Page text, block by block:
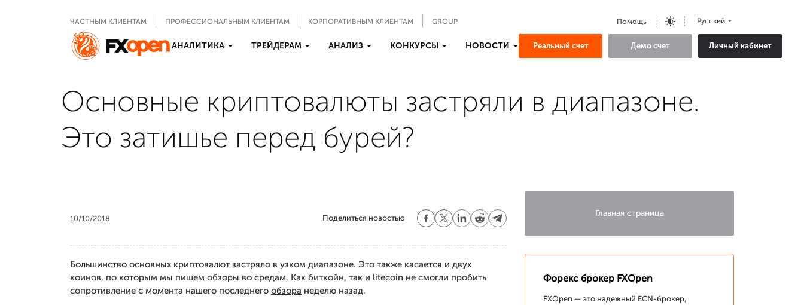
ЧАСТНЫМ КЛИЕНТАМ ПРОФЕССИОНАЛЬНЫМ КЛИЕНТАМ КОРПОРАТИВНЫМ КЛИЕНТАМ GROUP Помощь Русский
АНАЛИТИКА ТРЕЙДЕРАМ АНАЛИЗ КОНКУРСЫ НОВОСТИ Реальный счет Демо счет Личный кабинет
Основные криптовалюты застряли в диапазоне.
Это затишье перед бурей?
10/10/2018 Поделиться новостью
Большинство основных криптовалют застряло в узком диапазоне. Это также касается и двух
коинов, по которым мы пишем обзоры во средам. Как биткойн, так и litecoin не смогли пробить
сопротивление с момента нашего последнего обзора неделю назад.
Главная страница
Форекс брокер FXOpen
FXOpen — это надежный ECN-брокер,